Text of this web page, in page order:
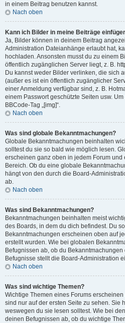
in einem Beitrag benutzen kannst.
Nach oben
Kann ich Bilder in meine Beiträge
Ja, Bilder können in deinem Beitrag
Administration Dateianhänge erlaubt hat,
hochladen. Ansonsten musst du zu einem
öffentlich zugänglichen Server liegt, z. B.
Du kannst weder Bilder verlinken, die sich
(außer es ist ein öffentlich zugänglicher
einer Anmeldung verfügbar sind, z. B.
einem Passwort geschützte Seiten usw.
BBCode-Tag „[img]“.
Nach oben
Was sind globale Bekanntmachungen?
Globale Bekanntmachungen beinhalten
solltest du sie so bald wie möglich lesen.
erscheinen ganz oben in jedem Forum
Bereich. Ob du eine globale
hängt von den durch die Board-
ab.
Nach oben
Was sind Bekanntmachungen?
Bekanntmachungen beinhalten meist
des Boards, in dem du dich befindest. Du
Bekanntmachungen erscheinen oben auf
erstellt wurden. Wie bei globalen
Befugnissen ab, ob du
Befugnisse stellt die Board-Administration
Nach oben
Was sind wichtige Themen?
Wichtige Themen eines Forums
sind nur auf der ersten Seite zu sehen. Sie
weswegen du sie lesen solltest. Wie bei
deinen Befugnissen ab, ob du wichtige